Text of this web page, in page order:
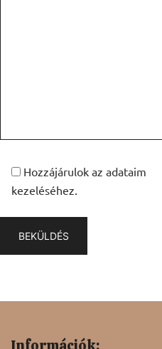
Hozzájárulok az adataim
kezeléséhez.